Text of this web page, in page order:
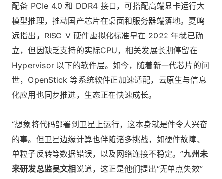
配备 PCIe 4.0 和 DDR4 接口，可搭配高端显卡运行大
模型推理，推动国产芯片在桌面和服务器端落地。夏鸣
远指出 ， RISC-V 硬件虚拟化标准早在 2022 年就已确
立，但因缺乏支持的实际CPU，相关发展长期停留在
Hypervisor 以下的软件层。如今，随着新一代芯片的问
世，OpenStick 等系统软件正加速适配，云原生与信息
化应用也同步推进，生态正在快速成长。
“想象将代码部署到卫星上运行，这本身就是件令人兴奋
的事。但卫星边缘计算也伴随诸多挑战，如硬件故障、
单粒子反转等数据错误，以及网络连接不稳定。”九州未
来研发总监吴文相说道，这正是他们提出“无单点失效”